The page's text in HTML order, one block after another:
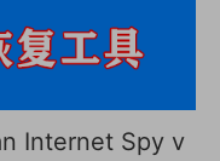
Internet Spy v